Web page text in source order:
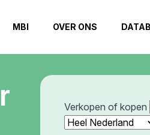
MBI OVER ONS
Verkopen of kopen